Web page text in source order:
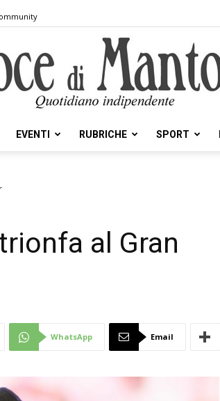
Voce
EVENTI RUBRICHE SPORT
al Gran
WhatsApp Email